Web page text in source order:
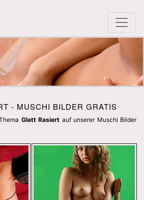
- MUSCHI BILDER GRATIS
Glatt Rasiert auf unserer Muschi Bilder